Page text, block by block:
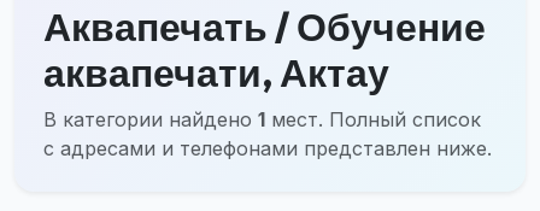
Аквапечать / Обучение
аквапечати, Актау
В категории найдено 1 мест. Полный список
с адресами и телефонами представлен ниже.